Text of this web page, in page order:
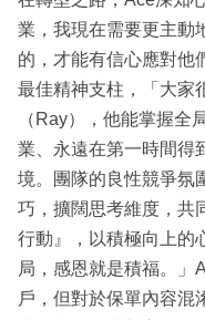
業，我現在需要更主動
的，才能有信心應對他
最佳精神支柱，「大家
（Ray），他能掌握全
業、永遠在第一時間得
境。團隊的良性競爭氛
巧，擴闊思考維度，共
行動』，以積極向上的
局，感恩就是積福。」
戶，但對於保單內容混